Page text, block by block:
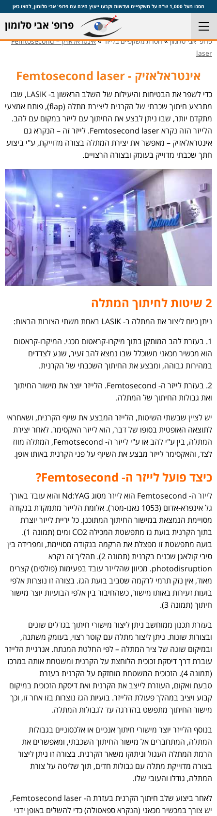
חסכו מעל 1,000 ש"ח על משקפיים ועדשות וקבעו ייעוץ חינם עם פרופ' אבי סלומון, לחצו כאן
פרופ' אבי סלומון
פרופ' אבי סלומון»הסרת משקפיים בלייזר»
אינטראלאזיק – Femtosecond
laser
אינטראלאזיק - Femtosecond laser
כדי לשפר את הבטיחות והיעילות של השלב הראשון ב- LASIK, שבו
מתבצע חיתוך שכבתי של הקרנית ליצירת מתלה (flap), פותח אמצעי
מתקדם יותר, שבו ניתן לבצע את החיתוך עם לייזר במקום עם להב.
הלייזר הזה נקרא Femtosecond laser. לייזר זה – הנקרא גם
אינטראלאזיק – מאפשר את יצירת המתלה בצורה מדוייקת, ע"י ביצוע
חתך שכבתי מדוייק בעומק ובצורה הרצויים.
2 שיטות לחיתוך המתלה
ניתן כיום ליצור את המתלה ב- LASIK באחת משתי הצורות הבאות:
1. בעזרת להב המותקן בתוך מיקרו-קראטום מכני. המיקרו-קראטום
הוא מכשיר מכאני משוכלל שבו נמצא להב זעיר, שנע לצדדים
במהירות גבוהה, ומבצע את החיתוך השכבתי של הקרנית.
2. בעזרת לייזר ה- Femtosecond. הלייזר יוצר את מישור החיתוך
ואת גבולות החיתוך של המתלה.
יש לציין שבשתי השיטות, הלייזר המבצע את שיוף הקרנית, ושאחראי
לתוצאה האופטית בסופו של דבר, הוא לייזר האקסימר. לאחר יצירת
המתלה, בין ע"י להב או ע"י לייזר ה- Femotsecond, המתלה מוזז
לצד, והאקסימר לייזר מבצע את השיוף על פני הקרנית באותו אופן.
כיצד פועל לייזר ה- Femtosecond?
לייזר ה- Femtosecond הוא לייזר מסוג Nd:YAG והוא עובד באורך
גל אינפרא-אדום (1053 נאנו-מטר). אלומת הלייזר מתמקדת בנקודה
מסויימת הנמצאת במישור החיתוך המתוכנן. כל יריית לייזר יוצרת
בתוך הקרנית בועת גז מתפשטת המכילה CO2 ומים (תמונה 1).
בועה מתפשטת זו מפצלת את הרקמה בנקודה מסויימת, ומפרידה בין
סיבי קולאגן שכנים בקרנית (תמונה 2). תהליך זה נקרא
photodisruption. מכיוון שהלייזר עובד בפעימות (פולסים) קצרים
מאוד, אין נזק תרמי לרקמה שסביב בועת הגז. בצורה זו נוצרות אלפי
בועות זעירות באותו מישור, כשהחיבור בין אלפי הבועיות יוצר מישור
חיתוך (תמונה 3).
בעזרת תכנון ממוחשב ניתן ליצור מישורי חיתוך בגדלים שונים
ובצורות שונות. ניתן ליצור מתלה עם קוטר רצוי, בעומק משתנה,
ובמיקום שונה של ציר המתלה – לפי החלטת המנתח. אנרגיית הלייזר
עוברת דרך דיסקת זכוכית הלוחצת על הקרנית ומשטחת אותה במרכז
(תמונה 4). הזכוכית המשטחת מוחזקת על הקרנית בעזרת
טבעת ואקום, העוזרת לייצב את הקרנית ואת דיסקת הזכוכית במיקום
קבוע ויציב במהלך פעולת הלייזר. בועיות הגז נוצרות בזו אחר זו, וכך
מישור החיתוך מתפשט בהדרגה עד לגבולות המתלה.
בנוסף הלייזר יוצר מישורי חיתוך אנכיים או אלכסוניים בגבולות
המתלה, המתחברים אל מישור החיתוך השכבתי, ומאפשרים את
הרמת המתלה העגול וניתוקו משאר הקרנית. בצורה זו ניתן ליצור
בצורה מדוייקת מתלה עם גבולות חדים, תוך שליטה על צורת
המתלה, גודלו והעובי שלו.
לאחר ביצוע שלב חיתוך הקרנית בעזרת ה- Femtosecond laser,
יש צורך במכשיר מכאני (הנקרא ספאטולה) כדי להשלים באופן ידני